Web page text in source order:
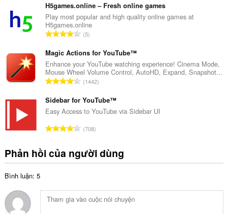
ế
p
h
ạ
n
g
:
n
g
s
ố
ế
p
h
ạ
n
g
H5games.online – Fresh online games
Play most popular and high quality online games at
H5games.online
T
n
g
s
ố
ế
p
h
ạ
g
:
5
Magic Actions for YouTube™
Enhance your YouTube watching experience! Cinema Mode,
Mouse Wheel Volume Control, AutoHD, Expand, Snapshot...
T
n
g
ố
ế
p
n
g
1442
Sidebar for YouTube™
Easy Access to YouTube via Sidebar UI
T
g
x
ế
708
Phản hồi của người dùng
Bình luận: 5